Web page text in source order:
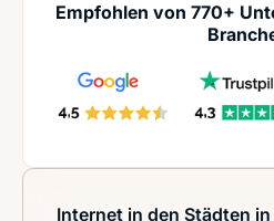
Empfohlen von 770+
Internet in den Städten